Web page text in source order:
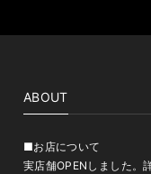
ABOUT
■お店について
実店舗OPENしました。